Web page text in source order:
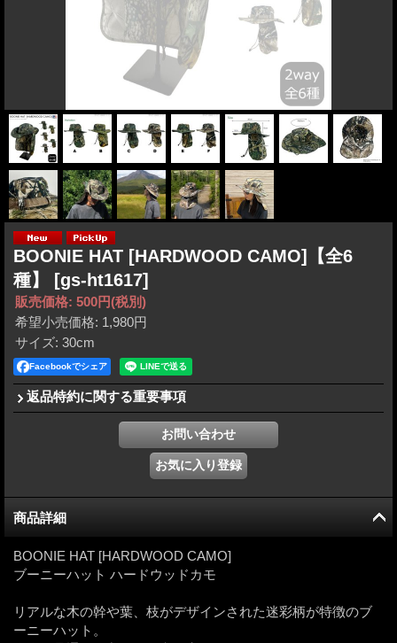
BOONIE HAT [HARDWOOD CAMO]【全6
種】
[gs-ht1617]
販売価格: 500円(税別)
希望小売価格: 1,980円
サイズ: 30cm
Facebookでシェア
返品特約に関する重要事項
商品詳細
BOONIE HAT [HARDWOOD CAMO]
ブーニーハット ハードウッドカモ
リアルな木の幹や葉、枝がデザインされた迷彩柄が特徴のブ
ーニーハット。